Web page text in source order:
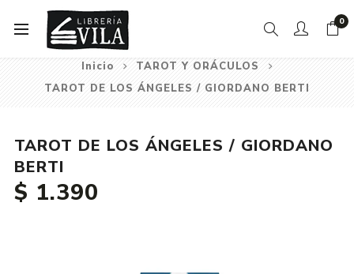
0
Inicio
TAROT Y ORÁCULOS
TAROT DE LOS ÁNGELES / GIORDANO BERTI
TAROT DE LOS ÁNGELES / GIORDANO
BERTI
$ 1.390